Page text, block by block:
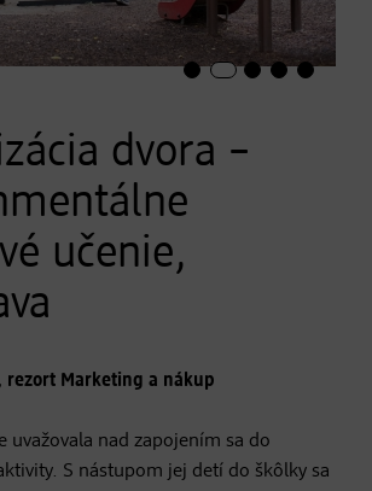
dvora –
učenie,
rezort Marketing a nákup​​​​​​​
uvažovala nad zapojením sa do
S nástupom jej detí do škôlky sa